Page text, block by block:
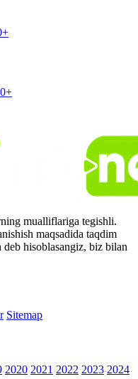
mualliflariga tegishli.
maqsadida taqdim
hisoblasangiz, biz bilan
Sitemap
2020 2021 2022 2023 2024